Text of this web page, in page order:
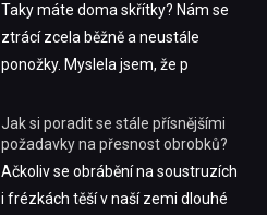
Taky máte doma skřítky? Nám se
ztrácí zcela běžně a neustále
ponožky. Myslela jsem, že p
Jak si poradit se stále přísnějšími
požadavky na přesnost obrobků?
Ačkoliv se obrábění na soustruzích
i frézkách těší v naší zemi dlouhé